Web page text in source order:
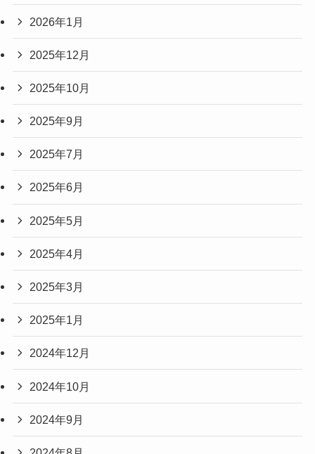
2026年1月
2025年12月
2025年10月
2025年9月
2025年7月
2025年6月
2025年5月
2025年4月
2025年3月
2025年1月
2024年12月
2024年10月
2024年9月